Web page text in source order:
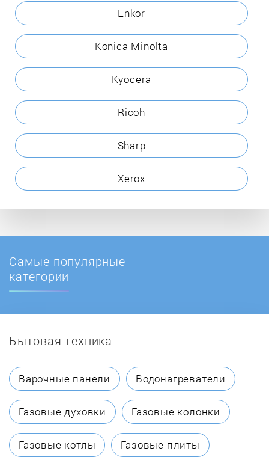
Enkor
Konica Minolta
Kyocera
Ricoh
Sharp
Xerox
Самые популярные
категории
Бытовая техника
Варочные панели Водонагреватели
Газовые духовки Газовые колонки
Газовые котлы Газовые плиты